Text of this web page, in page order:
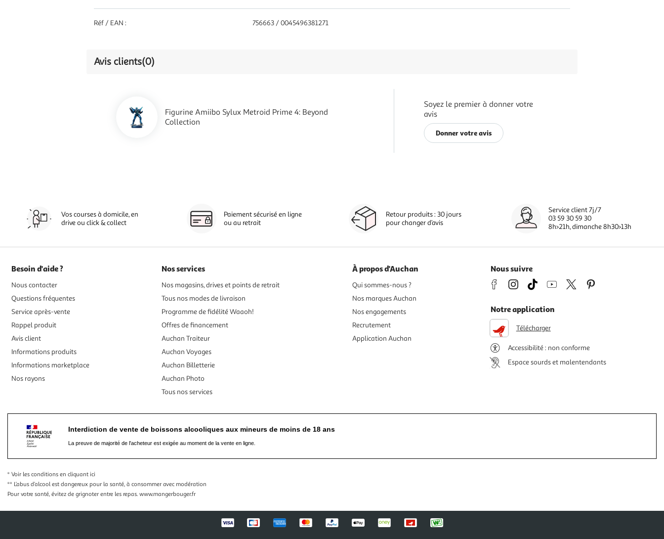
Réf / EAN : 756663 / 0045496381271
Avis clients(0)
Figurine Amiibo Sylux Metroid Prime 4: Beyond
Collection
Soyez le premier à donner votre
avis
Donner votre avis
Vos courses à domicile, en
drive ou click & collect
Paiement sécurisé en ligne
ou au retrait
Retour produits : 30 jours
pour changer d’avis
Service client 7j/7
03 59 30 59 30
8h>21h, dimanche 8h30>13h
Besoin d'aide ?
Nous contacter
Questions fréquentes
Service après-vente
Rappel produit
Avis client
Informations produits
Informations marketplace
Nos rayons
Nos services
Nos magasins, drives et points de retrait
Tous nos modes de livraison
Programme de fidélité Waaoh!
Offres de financement
Auchan Traiteur
Auchan Voyages
Auchan Billetterie
Auchan Photo
Tous nos services
À propos d'Auchan
Qui sommes-nous ?
Nos marques Auchan
Nos engagements
Recrutement
Application Auchan
Nous suivre
Notre application
Télécharger
Accessibilité : non conforme
Espace sourds et malentendants
Interdiction de vente de boissons alcooliques aux mineurs de moins de 18 ans
La preuve de majorité de l'acheteur est exigée au moment de la vente en ligne.
* Voir les conditions en cliquant ici
** L’abus d’alcool est dangereux pour la santé, à consommer avec modération
Pour votre santé, évitez de grignoter entre les repas. www.mangerbouger.fr